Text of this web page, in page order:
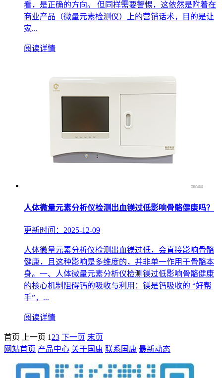
看，是正确的方向。 但同样需要警惕，这依然是附着在
商业产品（微量元素检测仪）上的营销话术，目的是让
家...
阅读详情
人体微量元素分析仪检测出血镁过低影响骨骼健康吗？
更新时间：2025-12-09
人体微量元素分析仪检测出血镁过低，会直接影响骨骼
健康，且这种影响是多维度的，并非单一作用于骨骼本
身。一、人体微量元素分析仪检测镁过低影响骨骼健康
的核心机制阻碍钙的吸收与利用：镁是钙吸收的 “好帮
手”，...
阅读详情
首页 上一页 1 23 下一页 末页
网站首页 产品中心 关于国康 联系国康 最新动态